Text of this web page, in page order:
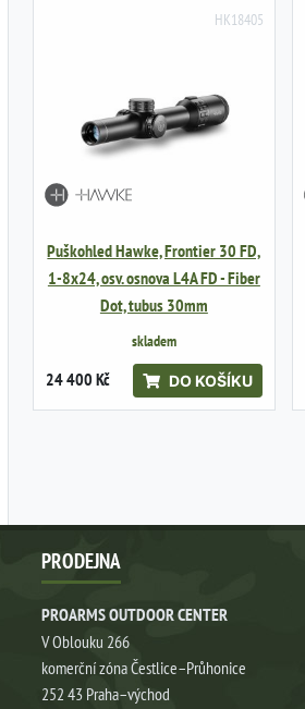
HK18405
Puškohled Hawke, Frontier 30 FD,
1-8x24, osv. osnova L4A FD - Fiber
Dot, tubus 30mm
skladem
24 400 Kč DO KOŠÍKU
PRODEJNA
PROARMS OUTDOOR CENTER
V Oblouku 266
komerční zóna Čestlice–Průhonice
252 43 Praha–východ